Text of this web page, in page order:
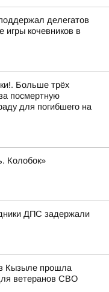
делегатов
кочевников в
Больше трёх
посмертную
для погибшего на
Колобок»
ДПС задержали
Кызыле прошла
ветеранов СВО